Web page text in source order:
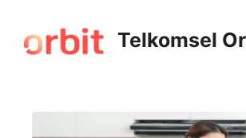
Telkomsel